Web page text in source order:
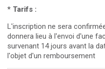
* Tarifs :
L'inscription ne sera
donnera lieu à l'envoi d'une
survenant 14 jours avant la
l'objet d'un remboursement